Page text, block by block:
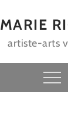
MARIE
artiste-arts
Menu